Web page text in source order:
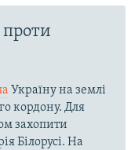
проти
Україну на землі
кордону. Для
захопити
Білорусі. На